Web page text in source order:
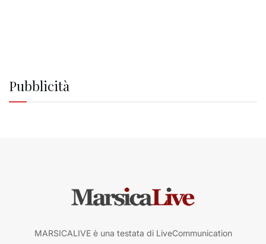
Pubblicità
MARSICALIVE è una testata di LiveCommunication